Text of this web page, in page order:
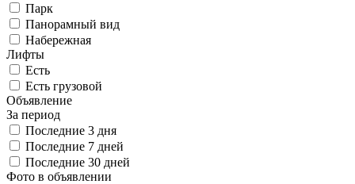
Парк
Панорамный вид
Набережная
Лифты
Есть
Есть грузовой
Объявление
За период
Последние 3 дня
Последние 7 дней
Последние 30 дней
Фото в объявлении